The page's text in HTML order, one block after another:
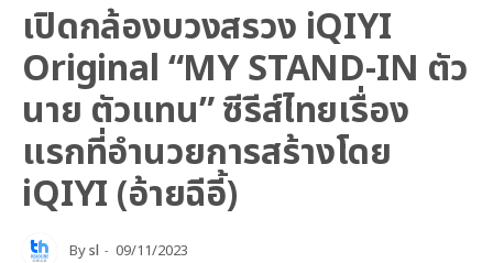
เปิดกล้องบวงสรวง iQIYI
Original “MY STAND-IN ตัว
นาย ตัวแทน” ซีรีส์ไทยเรื่อง
แรกที่อำนวยการสร้างโดย
iQIYI (อ้ายฉีอี้)
Bysl 09/11/2023